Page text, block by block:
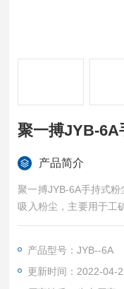
聚一搏JYB-6A
产品简介
聚一搏JYB-6A手持式
吸入粉尘，主要用于工
物（PM2.5 /PM10/TSP
体积小,携带方便,测试
操作简单，全中文实时
产品型号：JYB--6A
更新时间：2022-04-